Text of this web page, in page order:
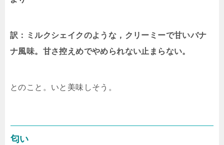
訳：ミルクシェイクのような，クリーミーで甘いバナ
ナ風味。甘さ控えめでやめられない止まらない。
とのこと。いと美味しそう。
匂い